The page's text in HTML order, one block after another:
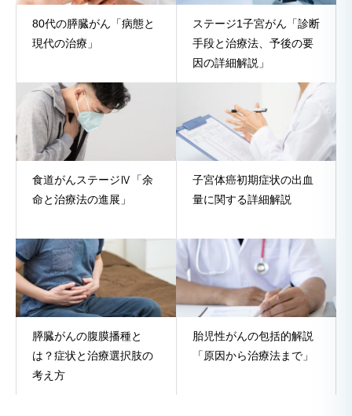
80代の膵臓がん「病態と
現代の治療」
ステージ1子宮がん「診断
手段と治療法、予後の要
因の詳細解説」
食道がんステージⅣ「余
命と治療法の進展」
子宮体癌初期症状の出血
量に関する詳細解説
膵臓がんの腹膜播種と
は？症状と治療選択肢の
考え方
胎児性がんの包括的解説
「原因から治療法まで」